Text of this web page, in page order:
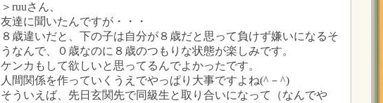
＞ruuさん、
友達に聞いたんですが・・・
８歳違いだと、下の子は自分が８歳だと思って負けず嫌いになるそ
うなんで、０歳なのに８歳のつもりな状態が楽しみです。
ケンカもして欲しいと思ってるんでよかったです。
人間関係を作っていくうえでやっぱり大事ですよね(^－^)
そういえば、先日玄関先で同級生と取り合いになって（なんでや